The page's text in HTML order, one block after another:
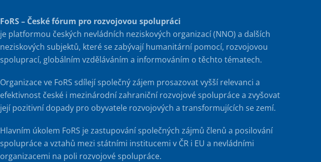
FoRS – České fórum pro rozvojovou spolupráci
je platformou českých nevládních neziskových organizací (NNO) a dalších
neziskových subjektů, které se zabývají humanitární pomocí, rozvojovou
spoluprací, globálním vzděláváním a informováním o těchto tématech.
Organizace ve FoRS sdílejí společný zájem prosazovat vyšší relevanci a
efektivnost české i mezinárodní zahraniční rozvojové spolupráce a zvyšovat
její pozitivní dopady pro obyvatele rozvojových a transformujících se zemí.
Hlavním úkolem FoRS je zastupování společných zájmů členů a posilování
spolupráce a vztahů mezi státními institucemi v ČR i EU a nevládními
organizacemi na poli rozvojové spolupráce.